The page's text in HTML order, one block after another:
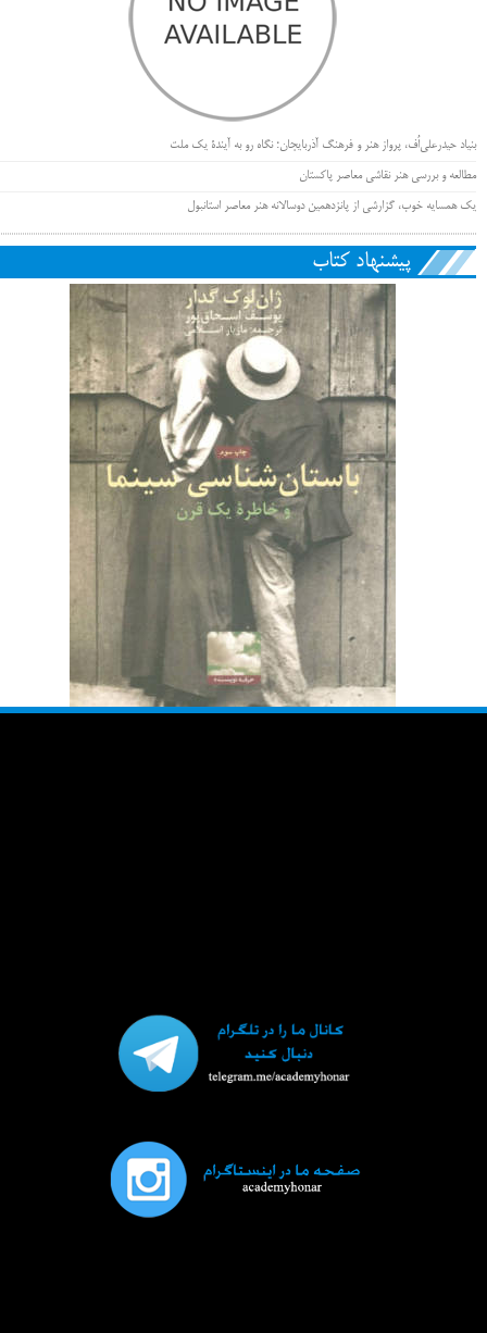
بنیاد حیدرعلی‌اُف، پرواز هنر و فرهنگ آذربایجان؛ نگاه رو به آیندۀ یک ملت
مطالعه و بررسی هنر نقاشی معاصر پاکستان
یک همسایه خوب، گزارشی از پانزدهمین دوسالانه هنر معاصر استانبول
پیشنهاد کتاب